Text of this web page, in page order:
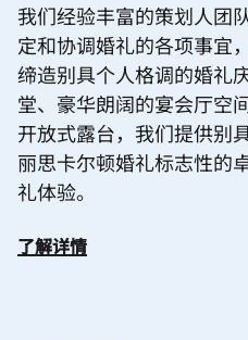
我们经验丰富的策划人团
定和协调婚礼的各项事宜
缔造别具个人格调的婚礼
堂、豪华朗阔的宴会厅空
开放式露台，我们提供别
丽思卡尔顿婚礼标志性的
礼体验。
了解详情